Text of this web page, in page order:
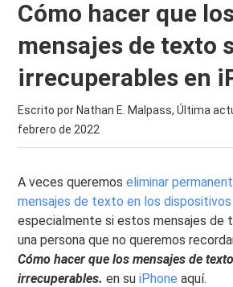
Cómo hacer que
mensajes de texto
irrecuperables en
Escrito por Nathan E. Malpass, Última
febrero de 2022
A veces queremoseliminar
mensajes de texto en los
especialmente si estos mensajes de
una persona que no queremos
Cómo hacer que los mensajes de
irrecuperables. en su iPhone aquí.